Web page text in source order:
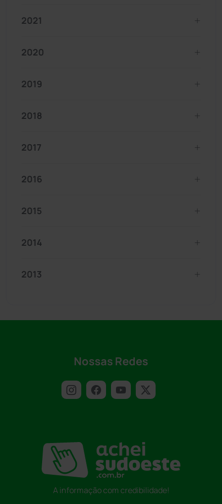
2021
2020
2019
2018
2017
2016
2015
2014
2013
Nossas Redes
A informação com credibilidade!